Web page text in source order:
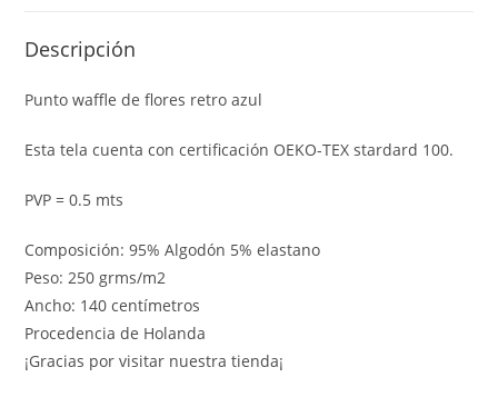
Descripción
Punto waffle de flores retro azul
Esta tela cuenta con certificación OEKO-TEX stardard 100.
PVP = 0.5 mts
Composición: 95% Algodón 5% elastano
Peso: 250 grms/m2
Ancho: 140 centímetros
Procedencia de Holanda
¡Gracias por visitar nuestra tienda¡